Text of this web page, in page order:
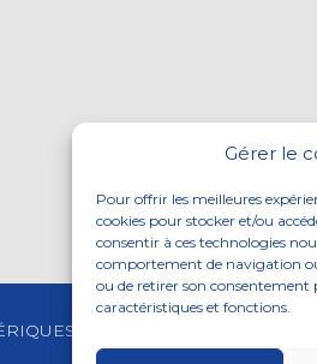
Gérer le
Pour offrir les meilleures
cookies pour stocker et/ou
consentir à ces technologies
comportement de navigation
ou de retirer son
caractéristiques et fonctions.